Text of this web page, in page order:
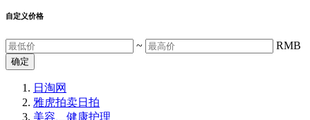
自定义价格
~ RMB
确定
日淘网
雅虎拍卖日拍
美容、健康护理